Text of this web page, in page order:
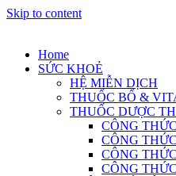
Skip to content
Home
SỨC KHOẺ
HỆ MIỄN DỊCH
THUỐC BỔ &
THUỐC DƯỢC
CÔNG
CÔNG
CÔNG
CÔNG